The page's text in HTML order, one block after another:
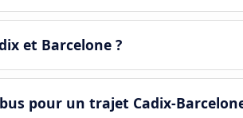
et Barcelone ?
pour un trajet Cadix-